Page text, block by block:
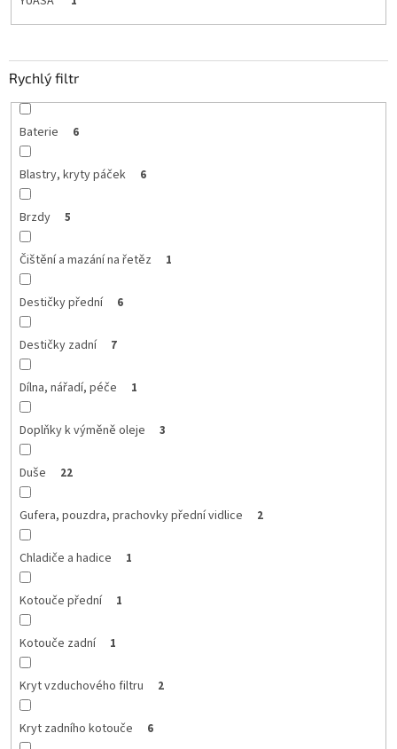
Rychlý filtr
Baterie 6
Blastry, kryty páček 6
Brzdy 5
Čištění a mazání na řetěz 1
Destičky přední 6
Destičky zadní 7
Dílna, nářadí, péče 1
Doplňky k výměně oleje 3
Duše 22
Gufera, pouzdra, prachovky přední vidlice 2
Chladiče a hadice 1
Kotouče přední 1
Kotouče zadní 1
Kryt vzduchového filtru 2
Kryt zadního kotouče 6